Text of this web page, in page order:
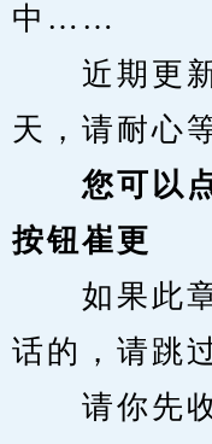
中……
近期更新
天，请耐心
您可以
按钮崔更
如果此章
话的，请跳
请你先收